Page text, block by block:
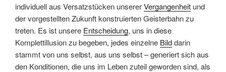
individuell aus Versatzstücken unsererVergangenheit und
der vorgestellten Zukunft konstruierten Geisterbahn zu
treten. Es ist unsere Entscheidung, uns in diese
Komplettillusion zu begeben, jedes einzelne Bilddarin
stammt von uns selbst, aus uns selbst – generiert sich aus
den Konditionen, die uns im Leben zuteil geworden sind, als